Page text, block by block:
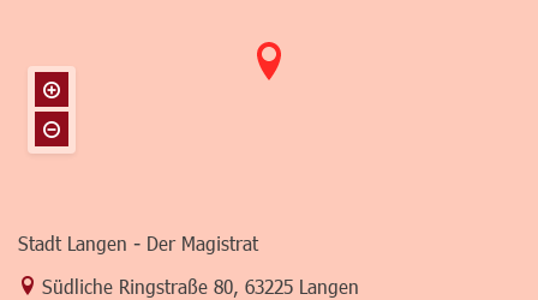
Stadt Langen - Der Magistrat
Link zur Google-Maps Navigation
Südliche Ringstraße 80 63225 Langen